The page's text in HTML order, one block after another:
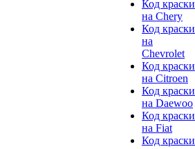
Код краски
на Chery
Код краски
на
Chevrolet
Код краски
на Citroen
Код краски
на Daewoo
Код краски
на Fiat
Код краски